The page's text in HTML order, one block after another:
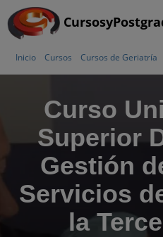
Inicio Cursos Cursos de Geriatría
Curso
Superior
Gestión
Servicios
la